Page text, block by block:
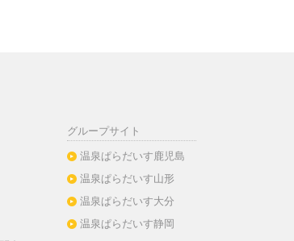
グループサイト
温泉ぱらだいす鹿児島
温泉ぱらだいす山形
温泉ぱらだいす大分
温泉ぱらだいす静岡